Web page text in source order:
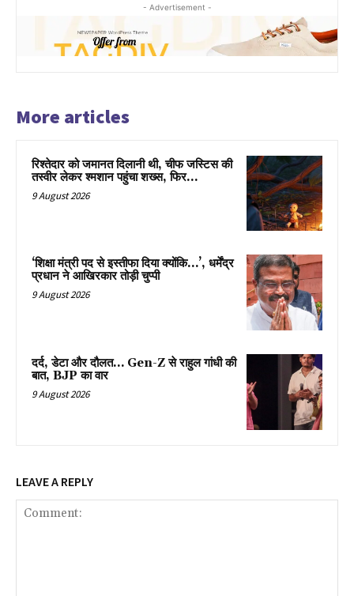
- Advertisement -
More articles
रिश्तेदार को जमानत दिलानी थी, चीफ जस्टिस की
तस्वीर लेकर श्मशान पहुंचा शख्स, फिर…
9 August 2026
‘शिक्षा मंत्री पद से इस्तीफा दिया क्योंकि…’, धर्मेंद्र
प्रधान ने आखिरकार तोड़ी चुप्पी
9 August 2026
दर्द, डेटा और दौलत… Gen-Z से राहुल गांधी की
बात, BJP का वार
9 August 2026
LEAVE A REPLY